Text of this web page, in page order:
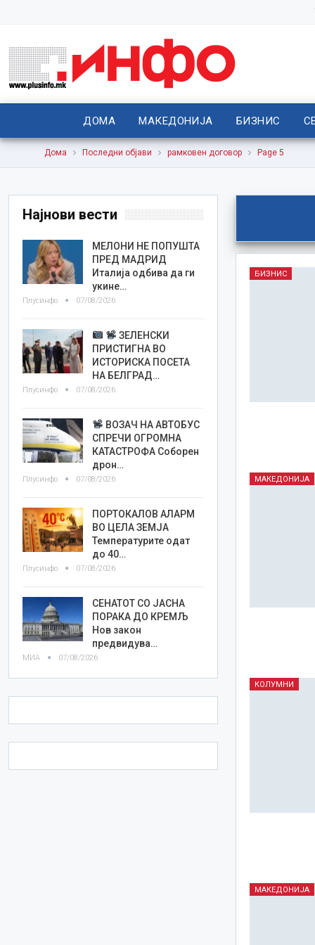
ДОМА МАКЕДОНИЈА БИЗНИС
Дома Последни објави рамковен договор Page 5
БИЗНИС
МАКЕДОНИЈА
КОЛУМНИ
МАКЕДОНИЈА
Најнови вести
МЕЛОНИ НЕ ПОПУШТА
ПРЕД МАДРИД
Италија одбива да ги
укине…
Плусинфо 07/08/2026
ЗЕЛЕНСКИ
ПРИСТИГНА ВО
ИСТОРИСКА ПОСЕТА
НА БЕЛГРАД…
Плусинфо 07/08/2026
ВОЗАЧ НА АВТОБУС
СПРЕЧИ ОГРОМНА
КАТАСТРОФА Соборен
дрон…
Плусинфо 07/08/2026
ПОРТОКАЛОВ АЛАРМ
ВО ЦЕЛА ЗЕМЈА
Температурите одат
до 40…
Плусинфо 07/08/2026
СЕНАТОТ СО ЈАСНА
ПОРАКА ДО КРЕМЉ
Нов закон
предвидува…
МИА 07/08/2026